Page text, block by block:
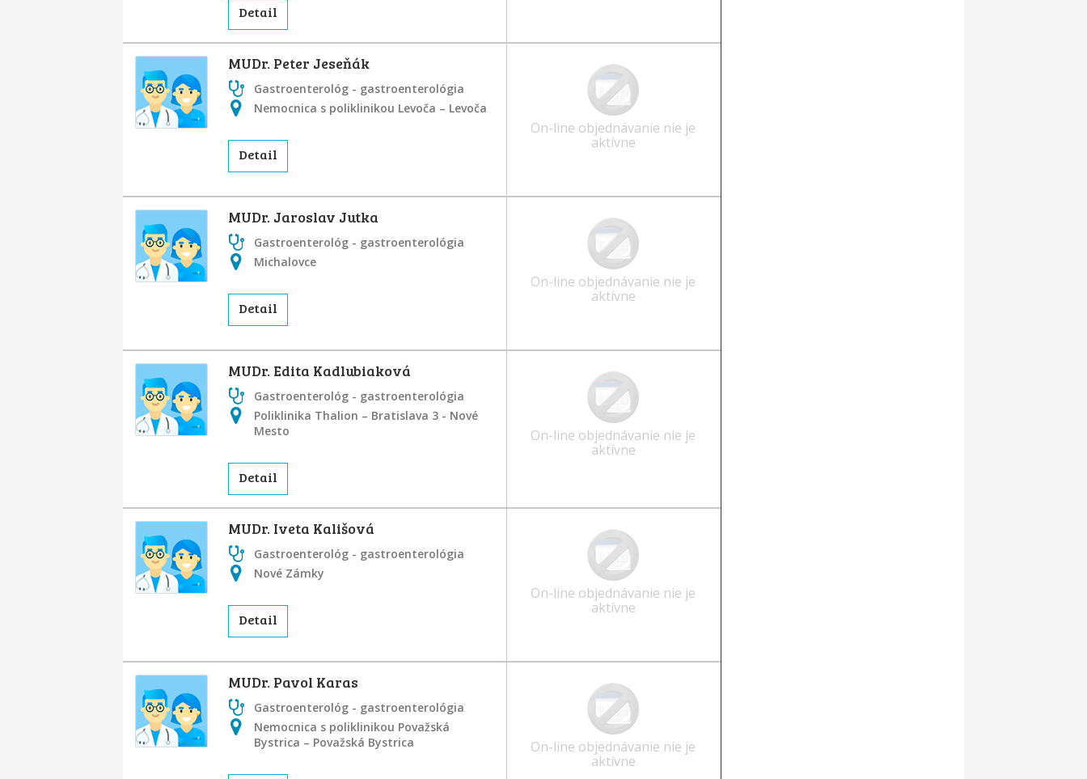
Detail
MUDr. Peter Jeseňák
Gastroenterológ - gastroenterológia
Nemocnica s poliklinikou Levoča – Levoča
Detail
On-line objednávanie nie je
aktívne
MUDr. Jaroslav Jutka
Gastroenterológ - gastroenterológia
Michalovce
Detail
On-line objednávanie nie je
aktívne
MUDr. Edita Kadlubiaková
Gastroenterológ - gastroenterológia
Poliklinika Thalion – Bratislava 3 - Nové
Mesto
Detail
On-line objednávanie nie je
aktívne
MUDr. Iveta Kališová
Gastroenterológ - gastroenterológia
Nové Zámky
Detail
On-line objednávanie nie je
aktívne
MUDr. Pavol Karas
Gastroenterológ - gastroenterológia
Nemocnica s poliklinikou Považská
Bystrica – Považská Bystrica
On-line objednávanie nie je
aktívne